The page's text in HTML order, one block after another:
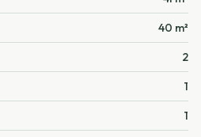
40 m²
2
1
1